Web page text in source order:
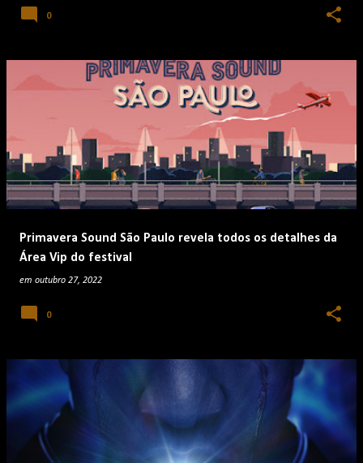
0
Primavera Sound São Paulo revela todos os detalhes da
Área Vip do festival
em outubro 27, 2022
0